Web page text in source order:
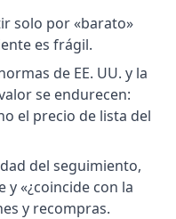
solo por «barato»
es frágil.
de EE. UU. y la
se endurecen:
el precio de lista del
del seguimiento,
y «¿coincide con la
y recompras.